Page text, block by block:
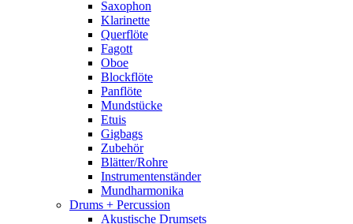
Saxophon
Klarinette
Querflöte
Fagott
Oboe
Blockflöte
Panflöte
Mundstücke
Etuis
Gigbags
Zubehör
Blätter/Rohre
Instrumentenständer
Mundharmonika
Drums + Percussion
Akustische Drumsets